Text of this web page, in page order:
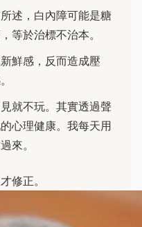
所述，白內障可能是糖
等於治標不治本。
鮮感，反而造成壓
就不玩。其實透過聲
心理健康。我每天用
來。
修正。